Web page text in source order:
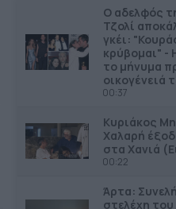
πληγείσες
επιχειρήσεις
ΔΗΜΟΙ11.54
3.7 εκατ. ευρώ
Ανδραβίδας-
Ταμείο
ΔΗΜΟΙ11.43
45,4 εκατ. ευρώ για
των υποδομών
αεροδρομίου
Ο αδελφός
Τζολί
γκέι:
κρύβομαι" -
το μήνυμα
οικογένειά
00:37
Κυριάκος
Χαλαρή
στα Χανιά
00:22
Άρτα:
στελέχη του